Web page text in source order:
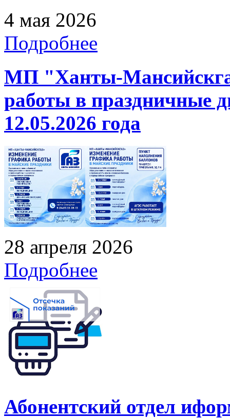
4 мая 2026
Подробнее
МП "Ханты-
работы в праздничные
12.05.2026 года
28 апреля 2026
Подробнее
Абонентский отдел